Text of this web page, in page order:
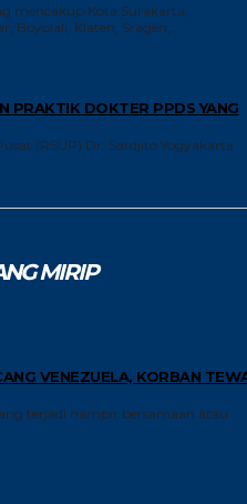
mencakup Kota Surakarta,
Boyolali, Klaten, Sragen,...
PRAKTIK DOKTER PPDS YANG
(RSUP) Dr. Sardjito Yogyakarta
MIRIP
VENEZUELA, KORBAN
terjadi hampir bersamaan atau